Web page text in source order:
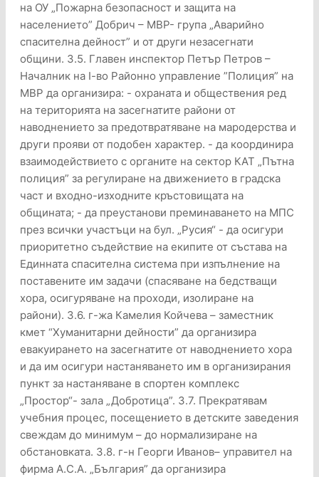
на ОУ „Пожарна безопасност и защита на
населението” Добрич – МВР- група „Аварийно
спасителна дейност” и от други незасегнати
общини. 3.5. Главен инспектор Петър Петров –
Началник на І-во Районно управление ”Полиция” на
МВР да организира: - охраната и обществения ред
на територията на засегнатите райони от
наводнението за предотвратяване на мародерства и
други прояви от подобен характер. - да координира
взаимодействието с органите на сектор КАТ „Пътна
полиция” за регулиране на движението в градска
част и входно-изходните кръстовищата на
общината; - да преустанови преминаването на МПС
през всички участъци на бул. „Русия“ - да осигури
приоритетно съдействие на екипите от състава на
Единната спасителна система при изпълнение на
поставените им задачи (спасяване на бедстващи
хора, осигуряване на проходи, изолиране на
райони). 3.6. г-жа Камелия Койчева – заместник
кмет “Хуманитарни дейности” да организира
евакуирането на засегнатите от наводнението хора
и да им осигури настаняването им в организирания
пункт за настаняване в спортен комплекс
„Простор“- зала „Добротица”. 3.7. Прекратявам
учебния процес, посещението в детските заведения
свеждам до минимум – до нормализиране на
обстановката. 3.8. г-н Георги Иванов– управител на
фирма А.С.А. „България” да организира